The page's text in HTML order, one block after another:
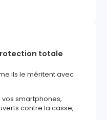
totale
ils le méritent avec
smartphones,
contre la casse,